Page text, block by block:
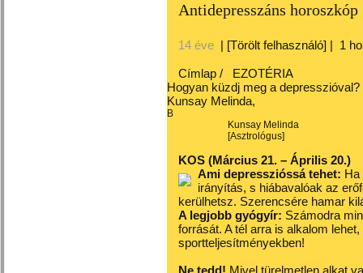
Antidepresszáns horoszkóp
14 éve | [Törölt felhasználó] | 1
Címlap /
EZOTÉRIA
Hogyan küzdj meg a
Kunsay Melinda,
B
Kunsay Melinda
[Asztrológus]
KOS (Március 21. – Április 20.)
Ami depresszióssá tehet: Ha
irányítás, s hiábavalóak az
kerülhetsz. Szerencsére hamar
A legjobb gyógyír: Számodra
forrását. A tél arra is alkalom
sportteljesítményekben!
Ne tedd! Mivel türelmetlen alkat